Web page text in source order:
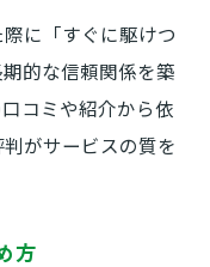
に「すぐに駆けつ
的な信頼関係を築
コミや紹介から依
がサービスの質を
方